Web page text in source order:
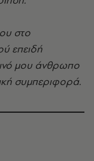
στο
επειδή
μου άνθρωπο
συμπεριφορά.